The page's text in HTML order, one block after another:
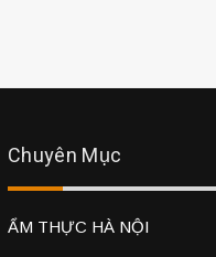
Chuyên Mục
ẨM THỰC HÀ NỘI